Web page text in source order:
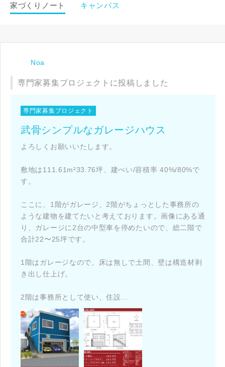
家づくりノート キャンバス
Noa
専門家募集プロジェクトに投稿しました
専門家募集プロジェクト
武骨シンプルなガレージハウス
よろしくお願いいたします。
敷地は111.61m²33.76坪、建ぺい/容積率 40%/80%で
す。
ここに、1階がガレージ、2階がちょっとした事務所の
ような建物を建てたいと考えております。画像にある通
り、ガレージに2台の中型車を停めたいので、総二階で
合計22〜25坪です。
1階はガレージなので、床は無しで土間、壁は構造材剥
き出し仕上げ。
2階は事務所として使い、住設...